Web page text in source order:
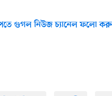
গুগল নিউজ চ্যানেল ফলো